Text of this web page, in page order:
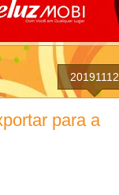
20191112
para a